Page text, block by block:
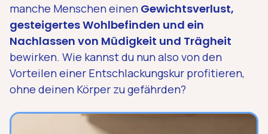
manche Menschen einen Gewichtsverlust,
gesteigertes Wohlbefinden und ein
Nachlassen von Müdigkeit und Trägheit
bewirken. Wie kannst du nun also von den
Vorteilen einer Entschlackungskur profitieren,
ohne deinen Körper zu gefährden?